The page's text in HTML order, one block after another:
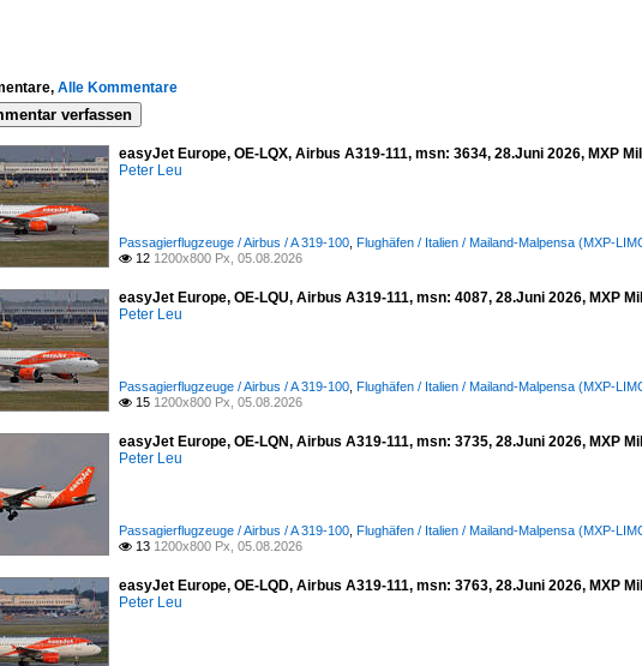
Alle Kommentare
verfassen
easyJet Europe, OE-LQX, Airbus A319-111, msn: 3634, 28.Juni 2026, MXP
Peter Leu
Passagierflugzeuge / Airbus / A 319-100 Flughäfen / Italien / Mailand-Malpensa (MXP-
 12 1200x800 Px, 05.08.2026
easyJet Europe, OE-LQU, Airbus A319-111, msn: 4087, 28.Juni 2026, MXP
Peter Leu
Passagierflugzeuge / Airbus / A 319-100 Flughäfen / Italien / Mailand-Malpensa (MXP-
 15 1200x800 Px, 05.08.2026
easyJet Europe, OE-LQN, Airbus A319-111, msn: 3735, 28.Juni 2026, MXP
Peter Leu
Passagierflugzeuge / Airbus / A 319-100 Flughäfen / Italien / Mailand-Malpensa (MXP-
 13 1200x800 Px, 05.08.2026
easyJet Europe, OE-LQD, Airbus A319-111, msn: 3763, 28.Juni 2026, MXP
Peter Leu